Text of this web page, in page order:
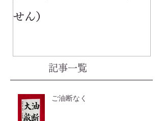
せん）
記事一覧
ご油断なく